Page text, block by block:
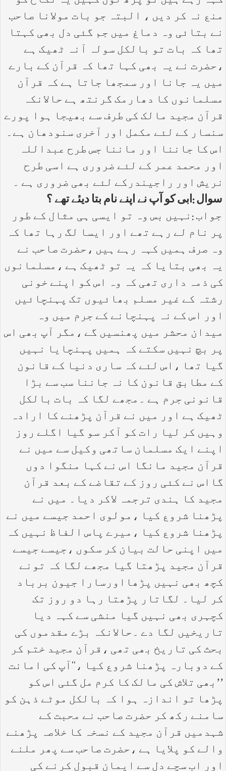
منع نہ کر دیں ، البتہ جو بات مولانا صاحب
نے بتائی وہ دماغ میں جم گئی دل بھی کہتا
تھا کہ بات تو بالکل سولہ آنہ ٹھیک ہے
،حضرت نے یہ بھی کہا تھا کہ قرآن کے بارے
میں یہ جانا اور سمجھا جاتا ہے کہ قرآن
مسلمانوں کا دھارمک گرنتھ ہے حالانکہ
قرآن مجید مالک کی طرف سے بھیجا ہوا پورے
سنسار کے لئے مکمل اور آخری سنودھان ہے۔
اس کا جاننا اور ماننا جس طرح عبداللہ
اور محمد عمر کے لئے ضروری ہے اسی طرح
نریش اور راجیندرکے لئے بھی ضروری ہے ۔
سوال :ابی کو آپ نے اپنے نام بتا دیئے تھے ؟
جواب :نہیں بس وہ تو ایسی ہی مثال کے طور
پر نام لے رہے تھے اور ایسا لگ رہا تھا کہ
وہ صرف ہمیں کہہ رہے ہیں ،حضرت صاحب نے
یہ بھی بتایا کہ یہ تو ٹھیک ہے ،مسلمانوں
کی ذمہ داری تھی کہ وہ اس کو اپنے خونی
رشتہ کے غیر مسلم بھائیوں تک پہنچائیں
اور اس کے نہ پہنچانے کے جرم میں وہ
میدان محشر میں پھنسیں گے ،مگر آپ بھی اس
پر بچ نہیں سکتے کہ ہمیں پہنچایا نہیں
گیا تھا ،اس لئے کہ ساری دنیا کے قانون
کے مطابق قانون کا نہ جاننا سب سے بڑا
قانونی جرم ہے ۔مجھے لگا کہ بات بالکل
ٹھیک ہے اور میں نے قرآن پڑھنے کا ارادہ
وہیں کر لیا رات کو آکر سو گیا اگلے روز
اپنے ایک مسلمان ساتھی وکیل سے میں نے
قرآن مجید مانگا اس نے کہا منگوا دوں
گااس نے کئی روز کے تقاضے کے بعد قرآن
مجید کا ہندی ترجمہ لاکر دیا۔ میں نے
پڑھنا شروع کیا ،مولوی احمد جیسے میں نے
پڑھنا شروع کیا ،میرے پاس الفاظ نہیں کہ
میں اپنی حالت بیان کر سکوں ،جیسے جیسے
قرآن مجید پڑھتا گیا مجھے لگا کہ تونے
کچھ بھی نہیں پڑھااورسارا جیون برباد
کر لیا۔ لگاتار پڑھتا رہا دو روز تک
کچہری بھی نہیں گیا منشی سے کہہ دیا
تاریخیں لگا دے ۔حالانکہ بڑے مقدموں کی
بحث کی تاریخ بھی تھی ،قرآن مجید ختم کر
کے دوبارہ پڑھنا شروع کیا ،‘‘آپ کی امانت
’’بھی تلاش کی مالک کا کرم مل گئی اس کو
پڑھا تو اندازہ ہوا کہ بالکل موٹے ذہن کو
سامنے رکھ کر حضرت صاحب نے محبت کے
شہدمیں قرآن مجید کے نسخہ کا خلاصہ پڑھنے
والے کو پلایا ہے ،حضرت صاحب سے پھر ملنے
اور اب سچے دل سے ایمان قبول کرنے کی